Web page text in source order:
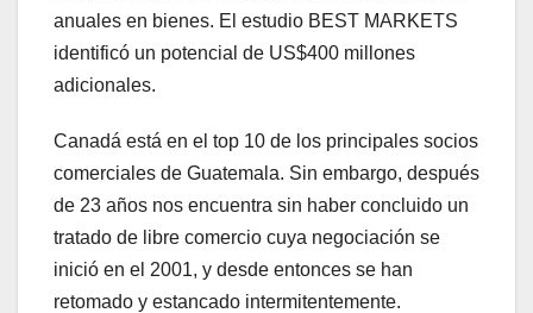
anuales en bienes. El estudio BEST MARKETS
identificó un potencial de US$400 millones
adicionales.
Canadá está en el top 10 de los principales socios
comerciales de Guatemala. Sin embargo, después
de 23 años nos encuentra sin haber concluido un
tratado de libre comercio cuya negociación se
inició en el 2001, y desde entonces se han
retomado y estancado intermitentemente.